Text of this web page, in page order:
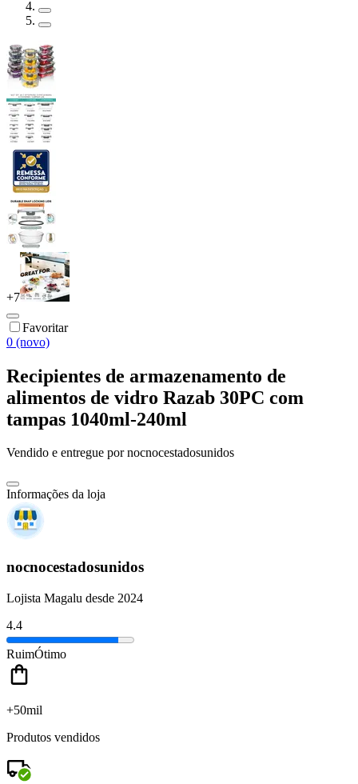
+7
Favoritar
0 (novo)
Recipientes de armazenamento de
alimentos de vidro Razab 30PC com
tampas 1040ml-240ml
Vendido e entregue por nocnocestadosunidos
Informações da loja
nocnocestadosunidos
Lojista Magalu desde 2024
4.4
RuimÓtimo
+50mil
Produtos vendidos